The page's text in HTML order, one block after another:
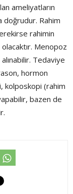
ameliyatların
doğrudur. Rahim
rahimin
Menopoz
Tedaviye
hormon
kolposkopi (rahim
bazen de